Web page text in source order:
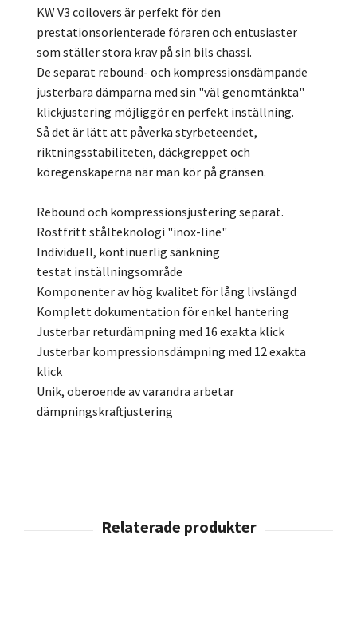
KW V3 coilovers är perfekt för den
prestationsorienterade föraren och entusiaster
som ställer stora krav på sin bils chassi.
De separat rebound- och kompressionsdämpande
justerbara dämparna med sin "väl genomtänkta"
klickjustering möjliggör en perfekt inställning.
Så det är lätt att påverka styrbeteendet,
riktningsstabiliteten, däckgreppet och
köregenskaperna när man kör på gränsen.
Rebound och kompressionsjustering separat.
Rostfritt stålteknologi "inox-line"
Individuell, kontinuerlig sänkning
testat inställningsområde
Komponenter av hög kvalitet för lång livslängd
Komplett dokumentation för enkel hantering
Justerbar returdämpning med 16 exakta klick
Justerbar kompressionsdämpning med 12 exakta
klick
Unik, oberoende av varandra arbetar
dämpningskraftjustering